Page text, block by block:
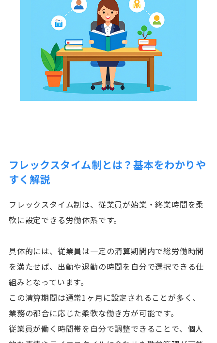
フレックスタイム制とは？基本をわかりや
すく解説
フレックスタイム制は、従業員が始業・終業時間を柔
軟に設定できる労働体系です。
具体的には、従業員は一定の清算期間内で総労働時間
を満たせば、出勤や退勤の時間を自分で選択できる仕
組みとなっています。
この清算期間は通常1ヶ月に設定されることが多く、
業務の都合に応じた柔軟な働き方が可能です。
従業員が働く時間帯を自分で調整できることで、個人